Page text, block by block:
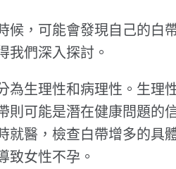
候，可能會發現自己的白
我們深入探討。
生理性和病理性。生理
可能是潛在健康問題的
醫，檢查白帶增多的具
致女性不孕。